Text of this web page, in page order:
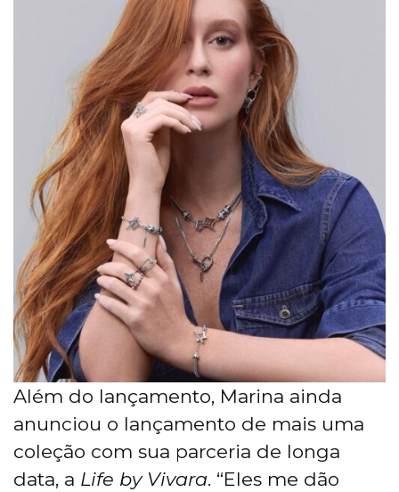
Além do lançamento, Marina ainda
anunciou o lançamento de mais uma
coleção com sua parceria de longa
data, a Life by Vivara. “Eles me dão